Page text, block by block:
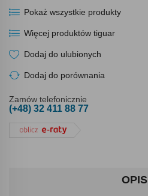
Pokaż wszystkie produkty
Więcej produktów tiguar
Dodaj do ulubionych
Dodaj do porównania
Zamów telefonicznie
(+48) 32 411 88 77
OPIS